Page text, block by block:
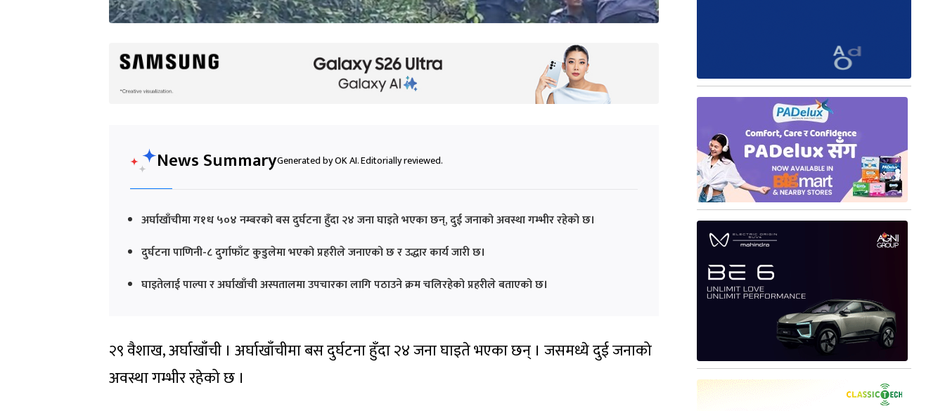
News SummaryGenerated by OK AI. Editorially reviewed.
अर्घाखाँचीमा ग१ध ५०४ नम्बरको बस दुर्घटना हुँदा २४ जना घाइते भएका छन्, दुई जनाको अवस्था गम्भीर रहेको छ।
दुर्घटना पाणिनी-८ दुर्गाफाँट कुडुलेमा भएको प्रहरीले जनाएको छ र उद्धार कार्य जारी छ।
घाइतेलाई पाल्पा र अर्घाखाँची अस्पतालमा उपचारका लागि पठाउने क्रम चलिरहेको प्रहरीले बताएको छ।
२९ वैशाख, अर्घाखाँची । अर्घाखाँचीमा बस दुर्घटना हुँदा २४ जना घाइते भएका छन् । जसमध्ये दुई जनाको
अवस्था गम्भीर रहेको छ ।